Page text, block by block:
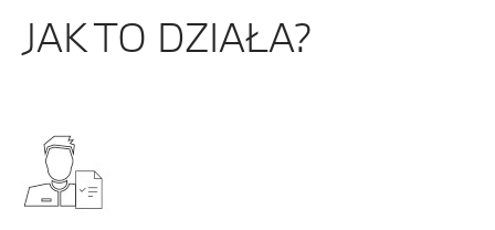
JAK TO DZIAŁA?